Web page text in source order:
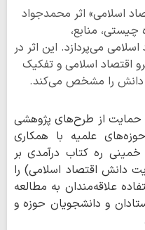
اسلامی» اثر محمدجواد
چیستی، منابع،
می‌پردازد. این اثر در
اقتصاد اسلامی و تفکیک
دانش را مشخص می‌کند.
حمایت از طرح‌های پژوهشی
علمیه با همکاری
ره کتاب درآمدی بر
دانش اقتصاد اسلامی) را
علاقه‌مندان به مطالعه
و دانشجویان حوزه و